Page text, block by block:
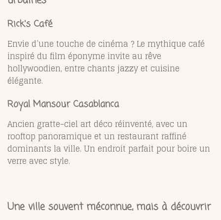
Rick’s Café
Envie d’une touche de cinéma ? Le mythique café
inspiré du film éponyme invite au rêve
hollywoodien, entre chants jazzy et cuisine
élégante.
Royal Mansour Casablanca
Ancien gratte-ciel art déco réinventé, avec un
rooftop panoramique et un restaurant raffiné
dominants la ville. Un endroit parfait pour boire un
verre avec style.
Une ville souvent méconnue, mais à découvrir